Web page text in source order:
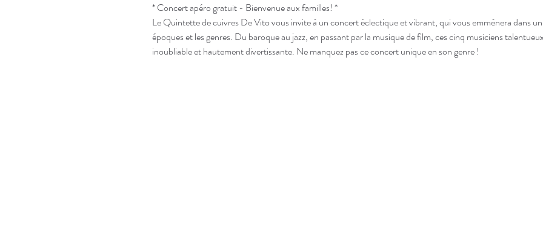
* Concert apéro gratuit - Bienvenue aux familles! *
Le Quintette de cuivres De Vito vous invite à un concert éclectique et vibrant, qui vous emmènera dans
époques et les genres. Du baroque au jazz, en passant par la musique de film, ces cinq musiciens
inoubliable et hautement divertissante. Ne manquez pas ce concert unique en son genre !